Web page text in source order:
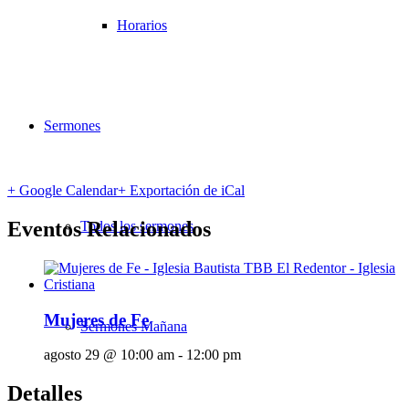
Horarios
Sermones
Todos los sermones
Sermones Mañana
+ Google Calendar+ Exportación de iCal
Eventos Relacionados
Mujeres de Fe
agosto 29 @ 10:00 am - 12:00 pm
Detalles